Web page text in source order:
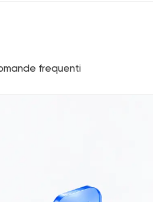
frequenti